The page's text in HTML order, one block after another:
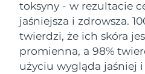
toksyny - w rezultacie
jaśniejsza i zdrowsza.
twierdzi, że ich skóra
promienna, a 98%
użyciu wygląda jaśniej
Arabskie
Wielka Brytania